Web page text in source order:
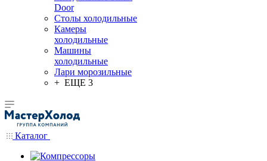
Door
Столы холодильные
Камеры
холодильные
Машины
холодильные
Лари морозильные
+ ЕЩЕ 3
Каталог